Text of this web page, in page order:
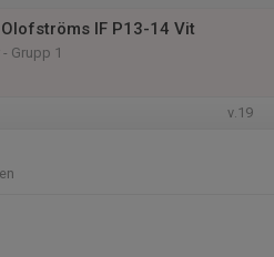
IF P13-14 Vit
- Grupp 1
v.19